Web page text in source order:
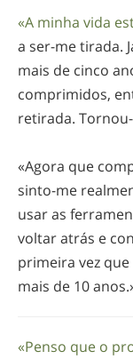
«A minha vida
a ser-metirada.
mais de cinco
comprimidos,
retirada.
«Agora que
sinto-me
usar as
voltar atrás e
primeira vez
mais de 10
«Penso que o